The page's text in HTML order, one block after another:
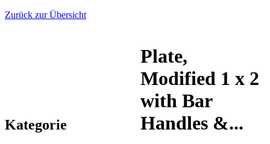
Zurück zur Übersicht
Plate,
Modified 1 x 2
with Bar
Handles &...
Kategorie